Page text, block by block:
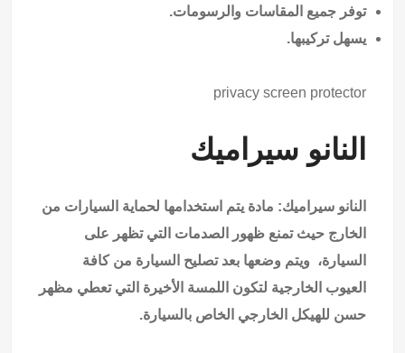
توفر جميع المقاسات والرسومات.
يسهل تركيبها.
privacy screen protector
النانو سيراميك
النانو سيراميك: مادة يتم استخدامها لحماية السيارات من
الخارج حيث تمنع ظهور الصدمات التي تظهر على
السيارة، ويتم وضعها بعد تصليح السيارة من كافة
العيوب الخارجية لتكون اللمسة الأخيرة التي تعطي مظهر
حسن للهيكل الخارجي الخاص بالسيارة.